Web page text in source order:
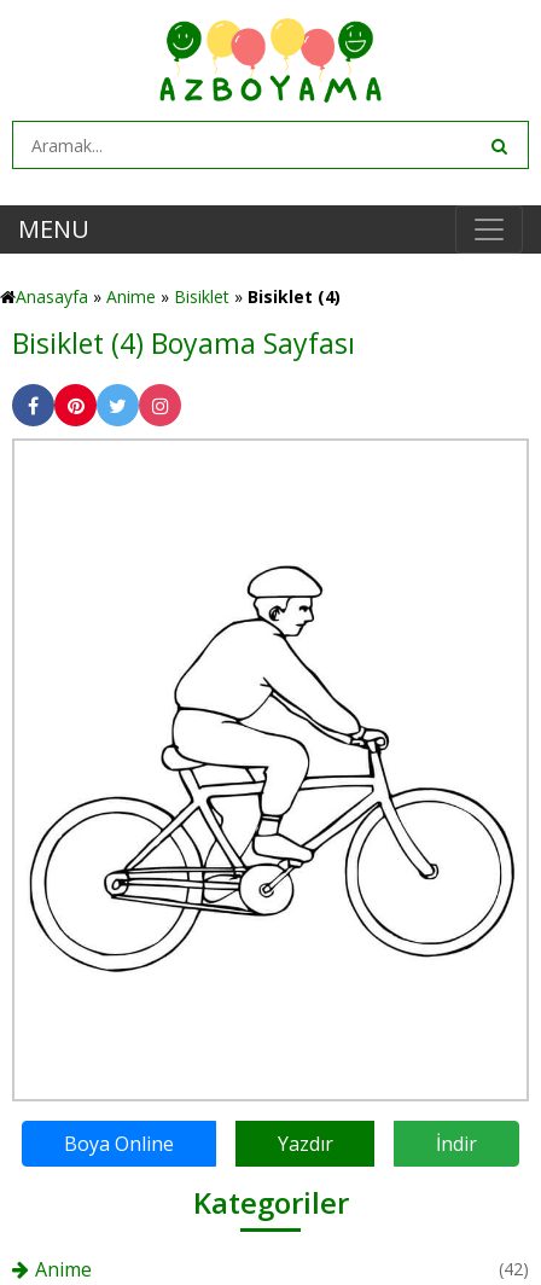
MENU
Anasayfa » Anime » Bisiklet » Bisiklet (4)
Bisiklet (4) Boyama Sayfası
Boya Online Yazdır İndir
Kategoriler
Anime (42)